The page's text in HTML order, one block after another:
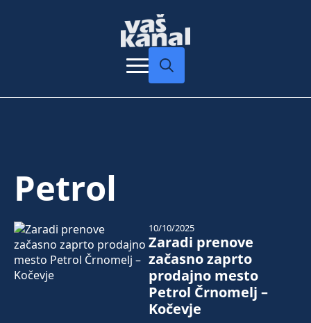
Petrol
Zaradi prenove
začasno zaprto
prodajno mesto
Petrol Črnomelj –
Kočevje
10/10/2025